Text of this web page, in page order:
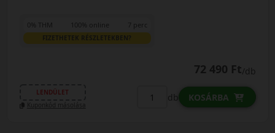
0% THM 100% online 7 perc
FIZETHETEK RÉSZLETEKBEN?
72 490 Ft/db
LENDÜLET
Kuponkód másolása
db KOSÁRBA